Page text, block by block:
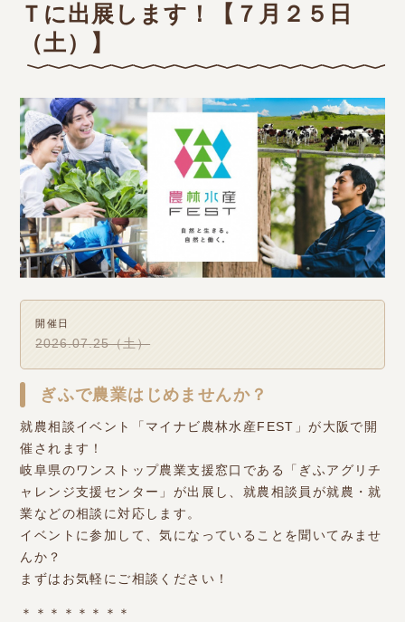
Ｔに出展します！【７月２５日
（土）】
開催日
2026.07.25（土）
ぎふで農業はじめませんか？
就農相談イベント「マイナビ農林水産FEST」が大阪で開
催されます！
岐阜県のワンストップ農業支援窓口である「ぎふアグリチ
ャレンジ支援センター」が出展し、就農相談員が就農・就
業などの相談に対応します。
イベントに参加して、気になっていることを聞いてみませ
んか？
まずはお気軽にご相談ください！
＊＊＊＊＊＊＊＊